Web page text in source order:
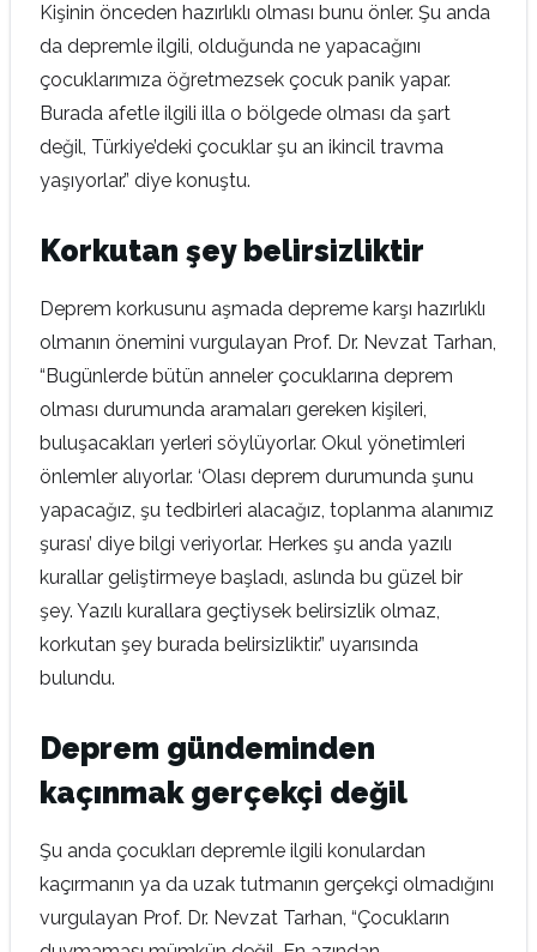
Kişinin önceden hazırlıklı olması bunu önler. Şu anda
da depremle ilgili, olduğunda ne yapacağını
çocuklarımıza öğretmezsek çocuk panik yapar.
Burada afetle ilgili illa o bölgede olması da şart
değil, Türkiye’deki çocuklar şu an ikincil travma
yaşıyorlar.” diye konuştu.
Korkutan şey belirsizliktir
Deprem korkusunu aşmada depreme karşı hazırlıklı
olmanın önemini vurgulayan Prof. Dr. Nevzat Tarhan,
“Bugünlerde bütün anneler çocuklarına deprem
olması durumunda aramaları gereken kişileri,
buluşacakları yerleri söylüyorlar. Okul yönetimleri
önlemler alıyorlar. ‘Olası deprem durumunda şunu
yapacağız, şu tedbirleri alacağız, toplanma alanımız
şurası’ diye bilgi veriyorlar. Herkes şu anda yazılı
kurallar geliştirmeye başladı, aslında bu güzel bir
şey. Yazılı kurallara geçtiysek belirsizlik olmaz,
korkutan şey burada belirsizliktir.” uyarısında
bulundu.
Deprem gündeminden
kaçınmak gerçekçi değil
Şu anda çocukları depremle ilgili konulardan
kaçırmanın ya da uzak tutmanın gerçekçi olmadığını
vurgulayan Prof. Dr. Nevzat Tarhan, “Çocukların